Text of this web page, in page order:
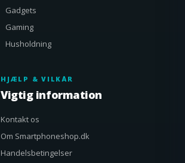
Gadgets
Gaming
Husholdning
HJÆLP & VILKÅR
Vigtig information
Kontakt os
Om Smartphoneshop.dk
Handelsbetingelser